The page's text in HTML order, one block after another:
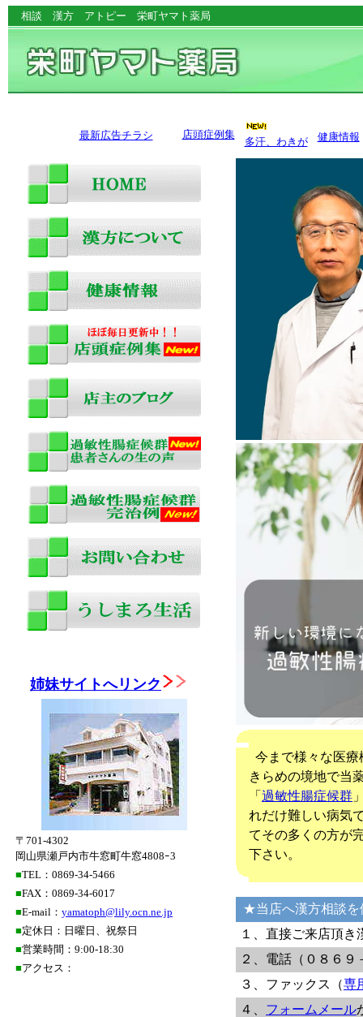
相談 漢方 アトピー 栄町ヤマト薬局
最新広告チラシ 店頭症例集
多汗、わきが 健康情報
姉妹サイトへリンク
〒701-4302
岡山県瀬戸内市牛窓町牛窓4808ｰ3
■TEL：0869-34-5466
■FAX：0869-34-6017
■E-mail： yamatoph@lily.ocn.ne.jp
■定休日：日曜日、祝祭日
■営業時間：9:00-18:30
■アクセス：
今まで様々な医
きらめの境地で当
「 過敏性腸症候群
れだけ難しい病気
てその多くの方が
下さい。
★当店へ漢方相談を
１、直接ご来店頂き
２、電話（０８６
３、ファックス（専
４、 フォームメール